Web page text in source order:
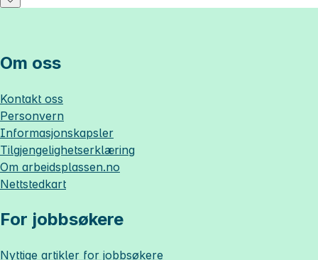
Om oss
Kontakt oss
Personvern
Informasjonskapsler
Tilgjengelighetserklæring
Om arbeidsplassen.no
Nettstedkart
For jobbsøkere
Nyttige artikler for jobbsøkere